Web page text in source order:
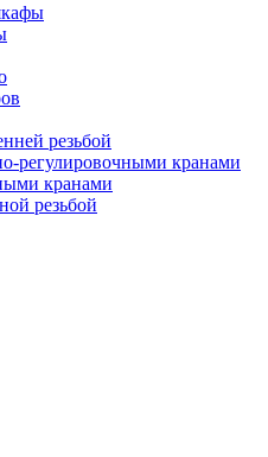
резьбой
регулировочными кранами
кранами
резьбой